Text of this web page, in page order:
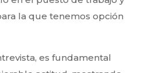
la que tenemos opción
es fundamental